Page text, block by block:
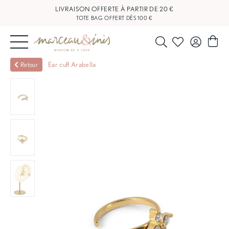
LIVRAISON OFFERTE À PARTIR DE 20 €
TOTE BAG OFFERT DÈS 100 €
NOUVEAUTÉS
OUTLET
NOS
BOUTIQUES
Retour Ear cuff Arabella